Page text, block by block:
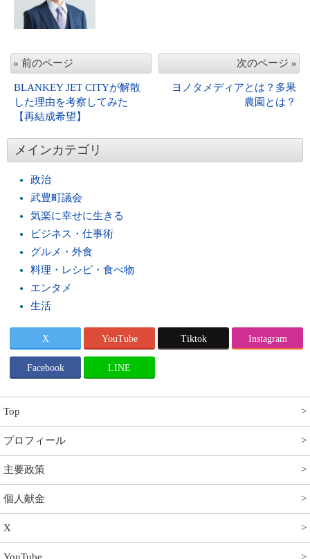
« 前のページ
BLANKEY JET CITYが解散
した理由を考察してみた
【再結成希望】
次のページ »
ヨノタメディアとは？多果
農園とは？
メインカテゴリ
政治
武豊町議会
気楽に幸せに生きる
ビジネス・仕事術
グルメ・外食
料理・レシピ・食べ物
エンタメ
生活
X YouTube Tiktok Instagram
Facebook LINE
Top
プロフィール
主要政策
個人献金
X
YouTube